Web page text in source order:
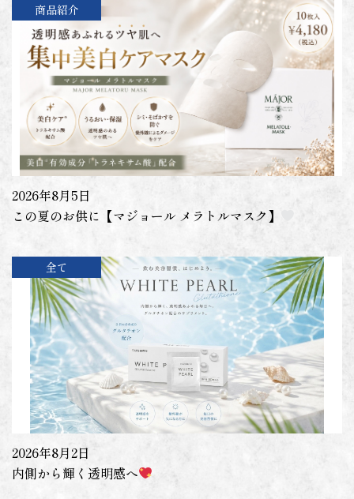
商品紹介
2026年8月5日
この夏のお供に【マジョール メラトルマスク】
全て
2026年8月2日
内側から輝く透明感へ